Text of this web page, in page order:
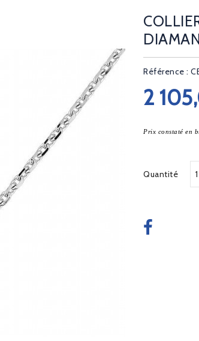
Référence :
2
Prix constaté en
Quantité